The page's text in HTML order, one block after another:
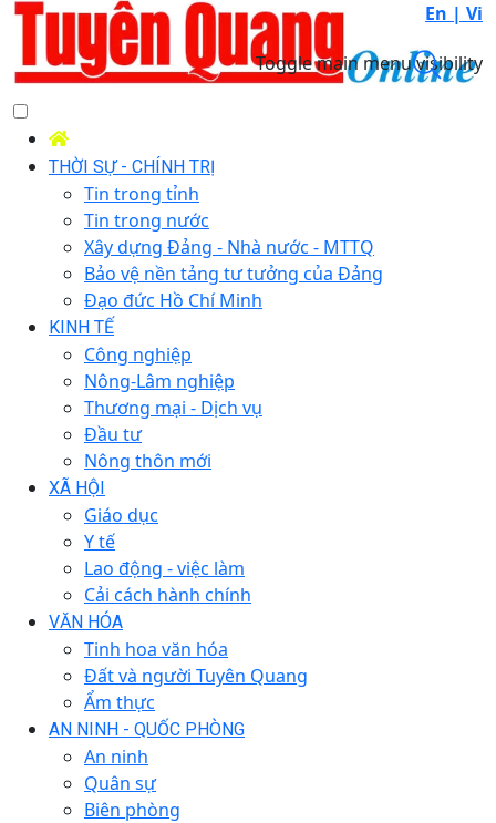
En | Vi
Toggle main menu visibility
THỜI SỰ - CHÍNH TRỊ
Tin trong tỉnh
Tin trong nước
Xây dựng Đảng - Nhà nước - MTTQ
Bảo vệ nền tảng tư tưởng của Đảng
Đạo đức Hồ Chí Minh
KINH TẾ
Công nghiệp
Nông-Lâm nghiệp
Thương mại - Dịch vụ
Đầu tư
Nông thôn mới
XÃ HỘI
Giáo dục
Y tế
Lao động - việc làm
Cải cách hành chính
VĂN HÓA
Tinh hoa văn hóa
Đất và người Tuyên Quang
Ẩm thực
AN NINH - QUỐC PHÒNG
An ninh
Quân sự
Biên phòng